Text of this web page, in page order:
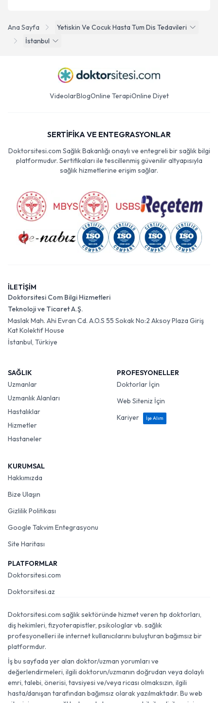
Ana Sayfa
Yetiskin Ve Cocuk Hasta Tum Dis Tedavileri
İstanbul
VideolarBlogOnline TerapiOnline Diyet
SERTİFİKA VE ENTEGRASYONLAR
Doktorsitesi.com Sağlık Bakanlığı onaylı ve entegreli bir sağlık bilgi
platformudur. Sertifikaları ile tescillenmiş güvenilir altyapısıyla
sağlık hizmetlerine erişim sağlar.
İLETİŞİM
Doktorsitesi Com Bilgi Hizmetleri
Teknoloji ve Ticaret A.Ş.
Maslak Mah. Ahi Evran Cd. A.O.S 55 Sokak No:2 Aksoy Plaza Giriş
Kat Kolektif House
İstanbul, Türkiye
SAĞLIK
Uzmanlar
Uzmanlık Alanları
Hastalıklar
Hizmetler
Hastaneler
PROFESYONELLER
Doktorlar İçin
Web Siteniz İçin
Kariyer
İşe Alım
KURUMSAL
Hakkımızda
Bize Ulaşın
Gizlilik Politikası
Google Takvim Entegrasyonu
Site Haritası
PLATFORMLAR
Doktorsitesi.com
Doktorsitesi.az
Doktorsitesi.com sağlık sektöründe hizmet veren tıp doktorları,
diş hekimleri, fizyoterapistler, psikologlar vb. sağlık
profesyonelleri ile internet kullanıcılarını buluşturan bağımsız bir
platformdur.
İş bu sayfada yer alan doktor/uzman yorumları ve
değerlendirmeleri, ilgili doktorun/uzmanın doğrudan veya dolaylı
emri, talebi, önerisi, tavsiyesi ve/veya ricası olmaksızın, ilgili
hasta/danışan tarafından bağımsız olarak yazılmaktadır. Bu web